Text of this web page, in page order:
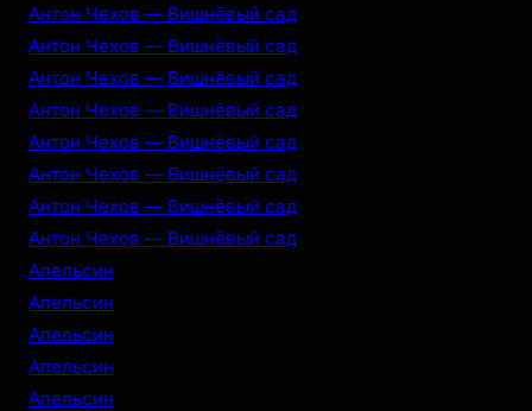
Антон Чехов — Вишнёвый сад
Антон Чехов — Вишнёвый сад
Антон Чехов — Вишнёвый сад
Антон Чехов — Вишнёвый сад
Антон Чехов — Вишнёвый сад
Антон Чехов — Вишнёвый сад
Антон Чехов — Вишнёвый сад
Антон Чехов — Вишнёвый сад
Апельсин
Апельсин
Апельсин
Апельсин
Апельсин